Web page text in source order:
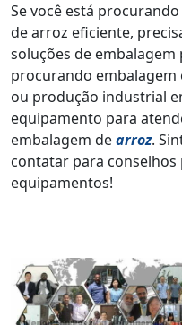
Se você está
de arroz eficiente,
soluções de embalagem
procurando embalagem
ou produção industrial
equipamento para
embalagem dearroz.
contatar para
equipamentos!